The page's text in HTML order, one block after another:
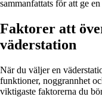
sammanfattats för att ge
Faktorer att
väderstation
När du väljer en
funktioner, noggrannhet
viktigaste faktorerna du